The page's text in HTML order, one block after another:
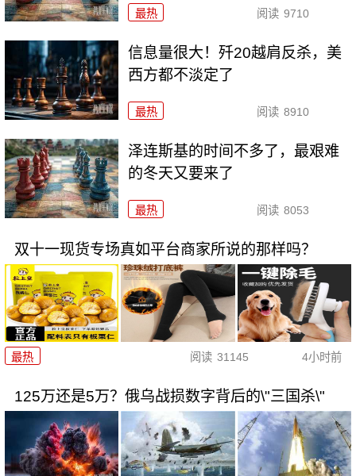
最热 阅读 9710
信息量很大！歼20越肩反杀，美
西方都不淡定了
最热 阅读 8910
泽连斯基的时间不多了，最艰难
的冬天又要来了
最热 阅读 8053
双十一现货专场真如平台商家所说的那样吗？
最热 阅读 31145 4小时前
125万还是5万？俄乌战损数字背后的\"三国杀\"